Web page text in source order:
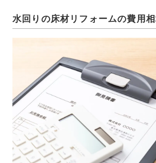
水回りの床材リフォームの費用